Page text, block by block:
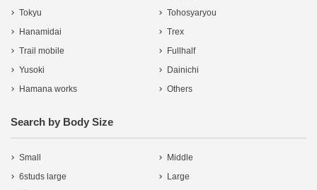
Tokyu
Tohosyaryou
Hanamidai
Trex
Trail mobile
Fullhalf
Yusoki
Dainichi
Hamana works
Others
Search by Body Size
Small
Middle
6studs large
Large